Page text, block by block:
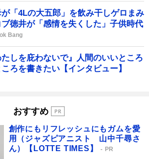
「4Lの大五郎」を飲み干しゲロまみ
徳井が「感情を失くした」子供時代
Bang
しを庇わないで』人間のいいところ
ろを書きたい【インタビュー】
おすすめ
創作にもリフレッシュにもガムを愛
用（ジャズピアニスト 山中千尋さ
ん）【LOTTE TIMES】
PR